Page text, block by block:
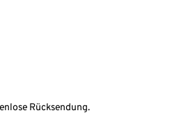
Rücksendung.